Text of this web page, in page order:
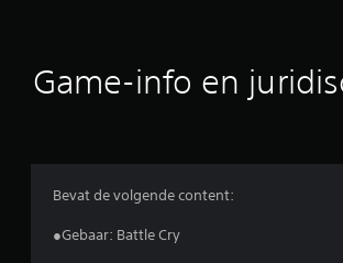
Game-info en
Bevat de volgende content:
●Gebaar: Battle Cry